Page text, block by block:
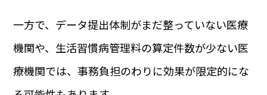
一方で、データ提出体制がまだ整っていない医療
機関や、生活習慣病管理料の算定件数が少ない医
療機関では、事務負担のわりに効果が限定的にな